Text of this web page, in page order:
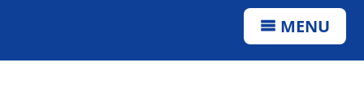
MENU